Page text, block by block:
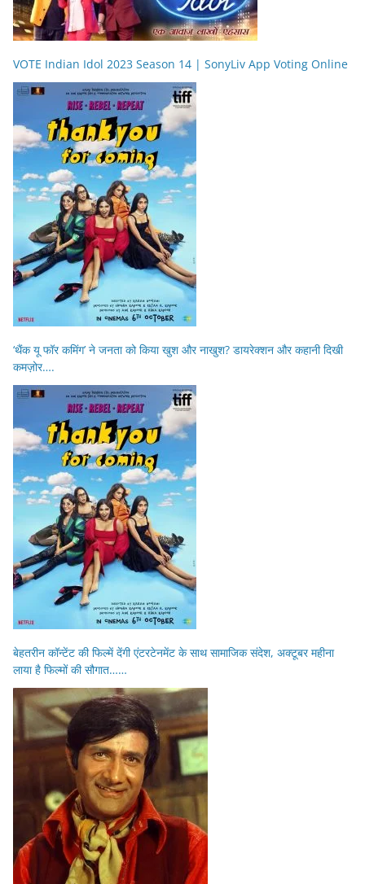
VOTE Indian Idol 2023 Season 14 | SonyLiv App Voting Online
‘थैंक यू फॉर कमिंग’ ने जनता को किया खुश और नाखुश? डायरेक्शन और कहानी दिखी
कमज़ोर….
बेहतरीन कॉन्टेंट की फिल्में देंगी एंटरटेनमेंट के साथ सामाजिक संदेश, अक्टूबर महीना
लाया है फिल्मों की सौगात……